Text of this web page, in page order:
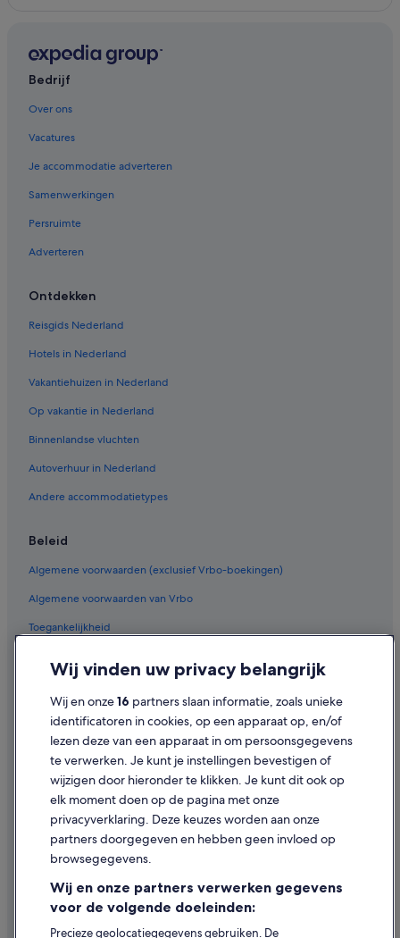
Bedrijf
Over ons
Vacatures
Je accommodatie adverteren
Samenwerkingen
Persruimte
Adverteren
Ontdekken
Reisgids Nederland
Hotels in Nederland
Vakantiehuizen in Nederland
Op vakantie in Nederland
Binnenlandse vluchten
Autoverhuur in Nederland
Andere accommodatietypes
Beleid
Algemene voorwaarden (exclusief Vrbo-boekingen)
Algemene voorwaarden van Vrbo
Toegankelijkheid
Gebruiksvoorwaarden
Juridische informatie/Contact
Inhoudsrichtlijnen en inhoud rapporteren
Hulp
Contact
Restitutieproces en tijdsbestek
Boek een vlucht met airlinetegoed
Wij vinden uw privacy belangrijk
Wij en onze16 partners slaan informatie, zoals unieke
identificatoren in cookies, op een apparaat op, en/of
lezen deze van een apparaat in om persoonsgegevens
te verwerken. Je kunt je instellingen bevestigen of
wijzigen door hieronder te klikken. Je kunt dit ook op
elk moment doen op de pagina met onze
privacyverklaring. Deze keuzes worden aan onze
partners doorgegeven en hebben geen invloed op
browsegegevens.
Wij en onze partners verwerken gegevens
voor de volgende doeleinden:
Precieze geolocatiegegevens gebruiken. De